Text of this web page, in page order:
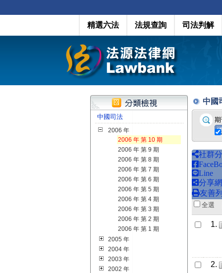
精選六法 法規查詢 司法判解
中國司法
2006 年
2006 年 第 10 期
2006 年 第 9 期
2006 年 第 8 期
2006 年 第 7 期
2006 年 第 6 期
2006 年 第 5 期
2006 年 第 4 期
2006 年 第 3 期
2006 年 第 2 期
2006 年 第 1 期
2005 年
2004 年
2003 年
2002 年
中國
社群
Line
分享
友善
全選
1.
2.